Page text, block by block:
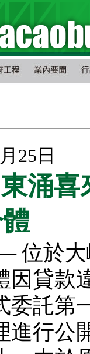
25日
涌喜
於大
因貸款
委託第
進行公